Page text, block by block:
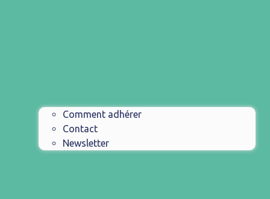
Comment adhérer
Contact
Newsletter